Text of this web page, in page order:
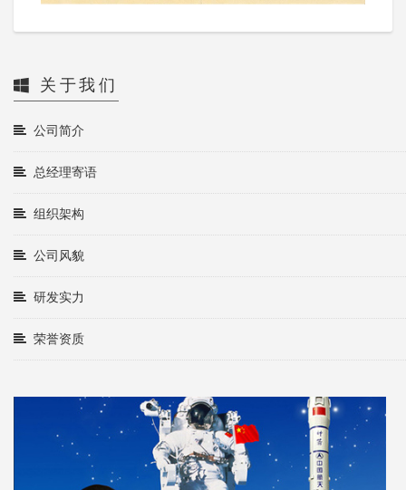
关于我们
公司简介
总经理寄语
组织架构
公司风貌
研发实力
荣誉资质